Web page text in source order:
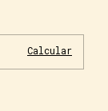
Calcular